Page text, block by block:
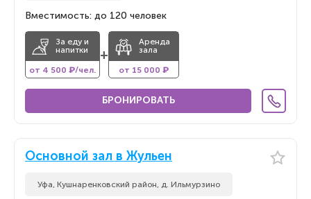
Вместимость: до 120 человек
За еду и
напитки
от 4 500 ₽/чел.
+
Аренда
зала
от 15 000 ₽
БРОНИРОВАТЬ
Основной зал в Жульен
Уфа, Кушнаренковский район, д. Ильмурзино